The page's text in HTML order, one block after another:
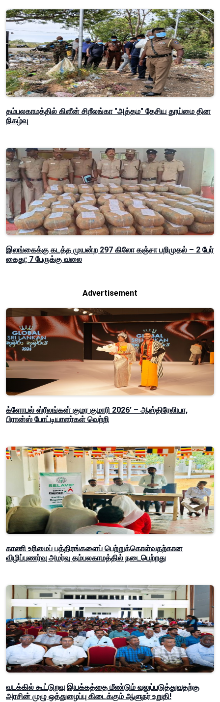
தம்பலகாமத்தில் கிளீன் சிறீலங்கா "அத்தம" தேசிய தூய்மை தின
நிகழ்வு
இலங்கைக்கு கடத்த முயன்ற 297 கிலோ கஞ்சா பறிமுதல் – 2 பேர்
கைது; 7 பேருக்கு வலை
Advertisement
க்ளோபல் ஸ்ரீலங்கன் குமர குமாரி 2026’ – ஆஸ்திரேலியா,
பிரான்ஸ் போட்டியாளர்கள் வெற்றி
காணி உரிமைப் பத்திரங்களைப் பெற்றுக்கொள்வதற்கான
விழிப்புணர்வு அமர்வு தம்பலகாமத்தில் நடைபெற்றது
வடக்கில் கூட்டுறவு இயக்கத்தை மீண்டும் வலுப்படுத்துவதற்கு
அரசின் முழு ஒத்துழைப்பு கிடைக்கும் ஆளுநர் உறுதி!